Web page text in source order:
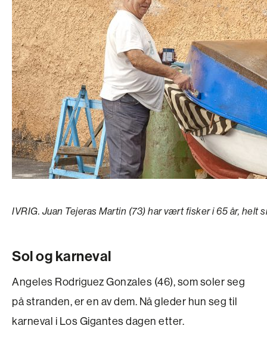
IVRIG. Juan Tejeras Martin (73) har vært fisker i 65 år, helt
Sol og karneval
Angeles Rodriguez Gonzales (46), som soler seg
på stranden, er en av dem. Nå gleder hun seg til
karneval i Los Gigantes dagen etter.